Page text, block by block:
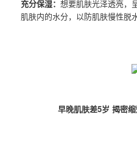
充分保湿：想要肌肤光泽透亮，
肌肤内的水分，以防肌肤慢性脱
早晚肌肤差5岁 揭密